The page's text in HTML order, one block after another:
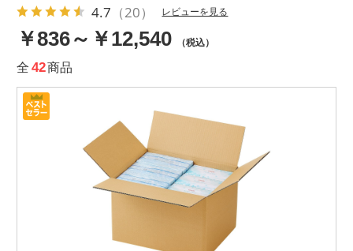
4.7 （20） レビューを見る
￥836～￥12,540 （税込）
全 42商品